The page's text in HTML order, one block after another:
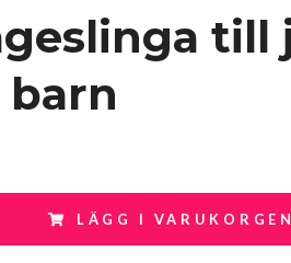
till
LÄGG I VARUKORGEN